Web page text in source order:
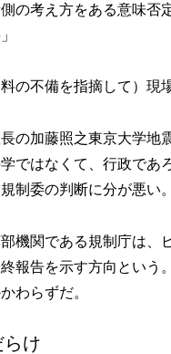
の考え方をある意味否
の不備を指摘して）現
の加藤照之東京大学地
ではなくて、行政であ
制委の判断に分が悪い。
機関である規制庁は、
報告を示す方向という
わらずだ。
け